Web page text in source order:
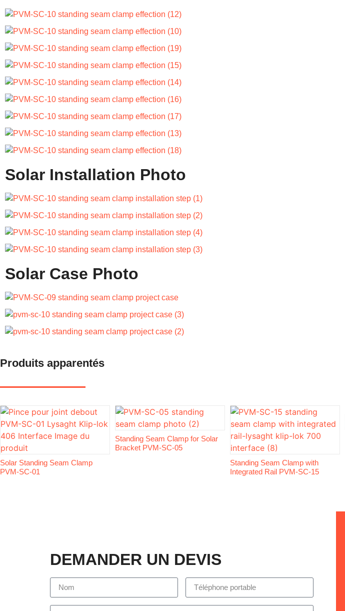
Solar Installation Photo
Solar Case Photo
Produits apparentés
Solar Standing Seam Clamp
PVM-SC-01
Standing Seam Clamp for Solar
Bracket PVM-SC-05
Standing Seam Clamp with
Integrated Rail PVM-SC-15
DEMANDER UN DEVIS